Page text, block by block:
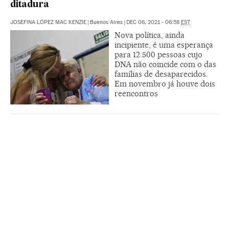
ditadura
JOSEFINA LÓPEZ MAC KENZIE Buenos Aires DEC 06, 2021 - 06:58 EST
Nova política, ainda
incipiente, é uma esperança
para 12.500 pessoas cujo
DNA não coincide com o das
famílias de desaparecidos.
Em novembro já houve dois
reencontros